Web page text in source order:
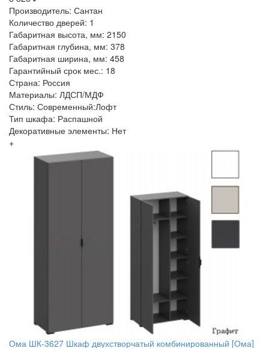
Производитель: Сантан
Количество дверей: 1
Габаритная высота, мм: 2150
Габаритная глубина, мм: 378
Габаритная ширина, мм: 458
Гарантийный срок мес.: 18
Страна: Россия
Материалы: ЛДСП/МДФ
Стиль: Современный:Лофт
Тип шкафа: Распашной
Декоративные элементы: Нет
+
Ома ШК-3627 Шкаф двухстворчатый комбинированный [Ома]